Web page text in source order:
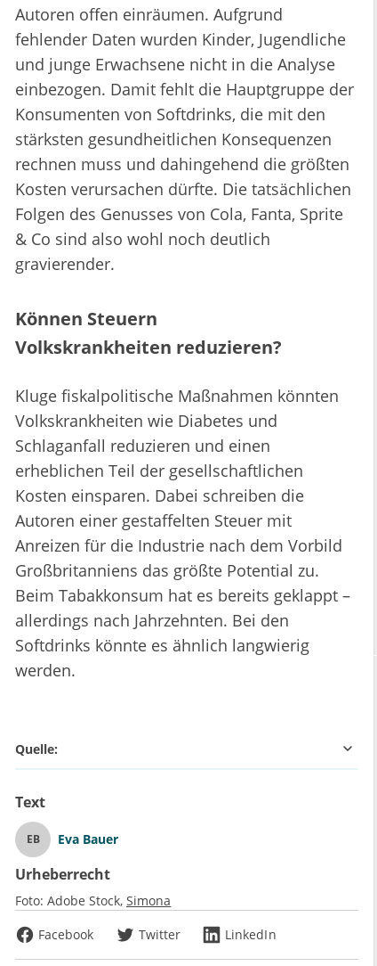
Autoren offen einräumen. Aufgrund
fehlender Daten wurden Kinder, Jugendliche
und junge Erwachsene nicht in die Analyse
einbezogen. Damit fehlt die Hauptgruppe der
Konsumenten von Softdrinks, die mit den
stärksten gesundheitlichen Konsequenzen
rechnen muss und dahingehend die größten
Kosten verursachen dürfte. Die tatsächlichen
Folgen des Genusses von Cola, Fanta, Sprite
& Co sind also wohl noch deutlich
gravierender.
Können Steuern
Volkskrankheiten reduzieren?
Kluge fiskalpolitische Maßnahmen könnten
Volkskrankheiten wie Diabetes und
Schlaganfall reduzieren und einen
erheblichen Teil der gesellschaftlichen
Kosten einsparen. Dabei schreiben die
Autoren einer gestaffelten Steuer mit
Anreizen für die Industrie nach dem Vorbild
Großbritanniens das größte Potential zu.
Beim Tabakkonsum hat es bereits geklappt –
allerdings nach Jahrzehnten. Bei den
Softdrinks könnte es ähnlich langwierig
werden.
Quelle:
Text
EB Eva Bauer
Urheberrecht
Foto: Adobe Stock Simona
Facebook
Twitter LinkedIn